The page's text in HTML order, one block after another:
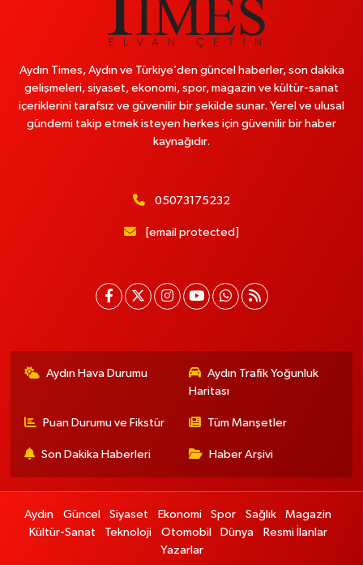
Aydın Times, Aydın ve Türkiye’den güncel haberler, son dakika
gelişmeleri, siyaset, ekonomi, spor, magazin ve kültür-sanat
içeriklerini tarafsız ve güvenilir bir şekilde sunar. Yerel ve ulusal
gündemi takip etmek isteyen herkes için güvenilir bir haber
kaynağıdır.
05073175232
[email protected]
Aydın Hava Durumu
Aydın Trafik Yoğunluk
Haritası
Puan Durumu ve Fikstür Tüm Manşetler
Son Dakika Haberleri Haber Arşivi
Aydın Güncel Siyaset Ekonomi Spor Sağlık
Magazin
Kültür-Sanat
Teknoloji Otomobil Dünya
Resmi İlanlar
Yazarlar